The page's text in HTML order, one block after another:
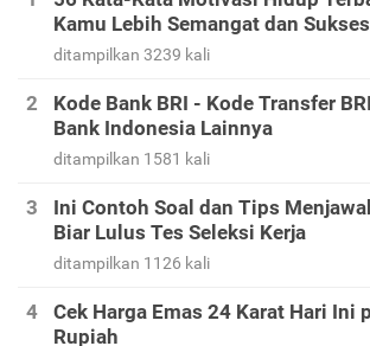
Kamu Lebih Semangat dan Sukses
ditampilkan 3239 kali
Kode Bank BRI - Kode Transfer
Bank Indonesia Lainnya
ditampilkan 1581 kali
Ini Contoh Soal dan Tips
Biar Lulus Tes Seleksi Kerja
ditampilkan 1126 kali
Cek Harga Emas 24 Karat Hari Ini
Rupiah